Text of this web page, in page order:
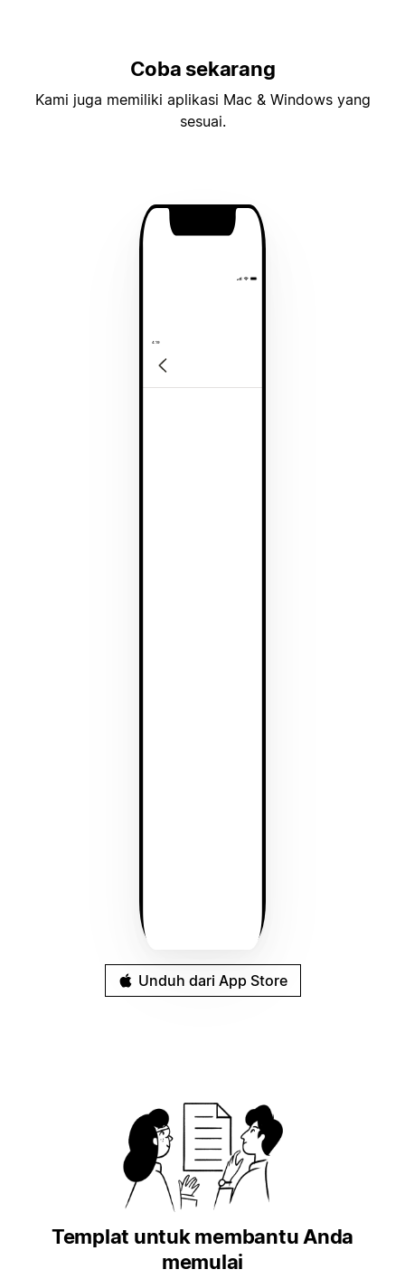
Coba sekarang
Kami juga memiliki aplikasi Mac & Windows yang
sesuai.
4:19
Unduh dari App Store
Templat untuk membantu Anda
memulai